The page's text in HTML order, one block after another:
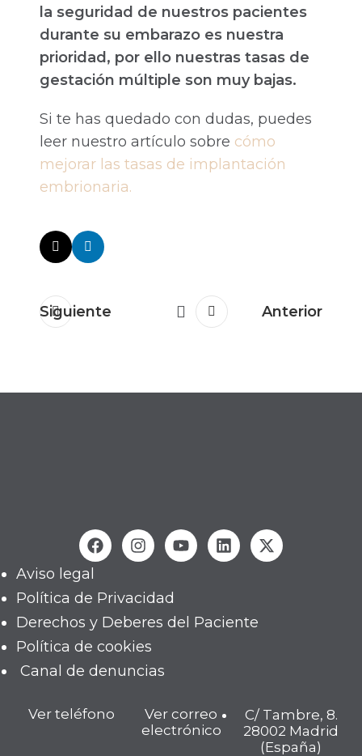
la seguridad de nuestros pacientes
durante su embarazo es nuestra
prioridad, por ello nuestras tasas de
gestación múltiple son muy bajas.
Si te has quedado con dudas, puedes
leer nuestro artículo sobre cómo
mejorar las tasas de implantación
embrionaria.
Siguiente Anterior
Aviso legal
Política de Privacidad
Derechos y Deberes del Paciente
Política de cookies
Canal de denuncias
Ver teléfono
Ver correo
electrónico
C/ Tambre, 8.
28002 Madrid
(España)